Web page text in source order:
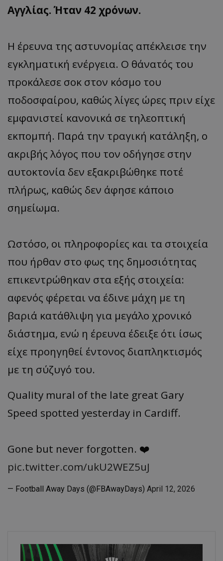
Αγγλίας. Ήταν 42 χρόνων.
Η έρευνα της αστυνομίας απέκλεισε την
εγκληματική ενέργεια. Ο θάνατός του
προκάλεσε σοκ στον κόσμο του
ποδοσφαίρου, καθώς λίγες ώρες πριν είχε
εμφανιστεί κανονικά σε τηλεοπτική
εκπομπή. Παρά την τραγική κατάληξη, ο
ακριβής λόγος που τον οδήγησε στην
αυτοκτονία δεν εξακριβώθηκε ποτέ
πλήρως, καθώς δεν άφησε κάποιο
σημείωμα.
Ωστόσο, οι πληροφορίες και τα στοιχεία
που ήρθαν στο φως της δημοσιότητας
επικεντρώθηκαν στα εξής στοιχεία:
αφενός φέρεται να έδινε μάχη με τη
βαριά κατάθλιψη για μεγάλο χρονικό
διάστημα, ενώ η έρευνα έδειξε ότι ίσως
είχε προηγηθεί έντονος διαπληκτισμός
με τη σύζυγό του.
Quality mural of the late great Gary
Speed spotted yesterday in Cardiff.
Gone but never forgotten. ❤️
pic.twitter.com/ukU2WEZ5uJ
— Football Away Days (@FBAwayDays) April 12, 2026